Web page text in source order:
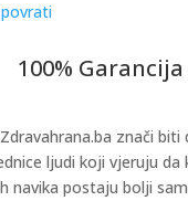
100% Garancija
znači biti
ljudi koji vjeruju da
navika postaju bolji